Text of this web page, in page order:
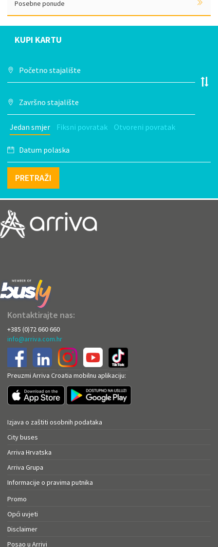
Posebne ponude
KUPI KARTU
Jedan smjer Fiksni povratak Otvoreni povratak
PRETRAŽI
Kontaktirajte nas:
+385 (0)72 660 660
info@arriva.com.hr
Preuzmi Arriva Croatia mobilnu aplikaciju:
Izjava o zaštiti osobnih podataka
City buses
Arriva Hrvatska
Arriva Grupa
Informacije o pravima putnika
Promo
Opći uvjeti
Disclaimer
Posao u Arrivi